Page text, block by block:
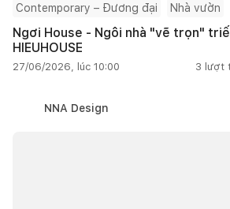
Contemporary – Đương đại Nhà vườn
Ngơi House - Ngôi nhà "vẽ trọn"
HIEUHOUSE
27/06/2026, lúc 10:00 3 lượt
NNA Design